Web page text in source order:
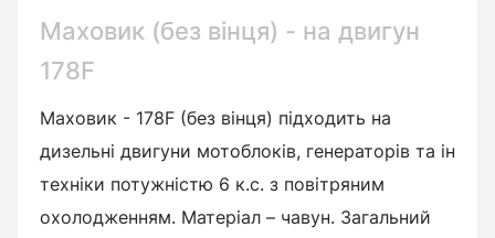
Маховик (без вінця) - на двигун
178F
Маховик - 178F (без вінця) підходить на
дизельні двигуни мотоблоків, генераторів та ін
техніки потужністю 6 к.с. з повітряним
охолодженням. Матеріал – чавун. Загальний